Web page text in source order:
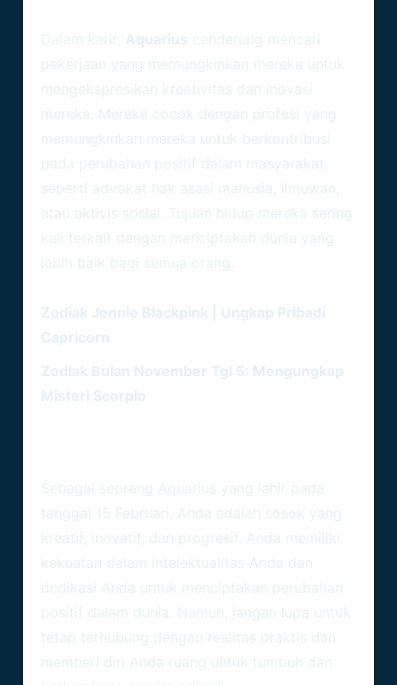
Dalam karir, Aquarius cenderung mencari
pekerjaan yang memungkinkan mereka untuk
mengekspresikan kreativitas dan inovasi
mereka. Mereka cocok dengan profesi yang
memungkinkan mereka untuk berkontribusi
pada perubahan positif dalam masyarakat,
seperti advokat hak asasi manusia, ilmuwan,
atau aktivis sosial. Tujuan hidup mereka sering
kali terkait dengan menciptakan dunia yang
lebih baik bagi semua orang.
Zodiak Jennie Blackpink | Ungkap Pribadi
Capricorn
Zodiak Bulan November Tgl 5: Mengungkap
Misteri Scorpio
Sebagai seorang Aquarius yang lahir pada
tanggal 15 Februari, Anda adalah sosok yang
kreatif, inovatif, dan progresif. Anda memiliki
kekuatan dalam intelektualitas Anda dan
dedikasi Anda untuk menciptakan perubahan
positif dalam dunia. Namun, jangan lupa untuk
tetap terhubung dengan realitas praktis dan
memberi diri Anda ruang untuk tumbuh dan